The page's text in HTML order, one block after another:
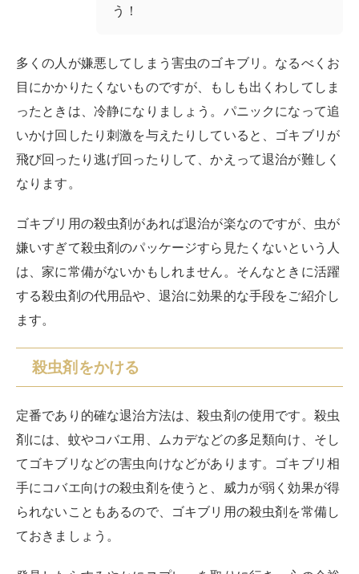
う！
多くの人が嫌悪してしまう害虫のゴキブリ。なるべくお
目にかかりたくないものですが、もしも出くわしてしま
ったときは、冷静になりましょう。パニックになって追
いかけ回したり刺激を与えたりしていると、ゴキブリが
飛び回ったり逃げ回ったりして、かえって退治が難しく
なります。
ゴキブリ用の殺虫剤があれば退治が楽なのですが、虫が
嫌いすぎて殺虫剤のパッケージすら見たくないという人
は、家に常備がないかもしれません。そんなときに活躍
する殺虫剤の代用品や、退治に効果的な手段をご紹介し
ます。
殺虫剤をかける
定番であり的確な退治方法は、殺虫剤の使用です。殺虫
剤には、蚊やコバエ用、ムカデなどの多足類向け、そし
てゴキブリなどの害虫向けなどがあります。ゴキブリ相
手にコバエ向けの殺虫剤を使うと、威力が弱く効果が得
られないこともあるので、ゴキブリ用の殺虫剤を常備し
ておきましょう。